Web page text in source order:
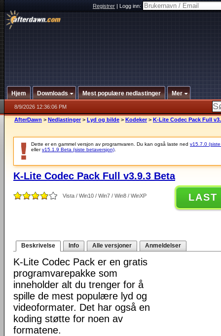
Registrer|Logg inn:
Hjem Downloads Mest populære nedlastinger Mer
8/9/2026 12:36:06 PM
AfterDawn > Nedlastinger > Lyd og bilde > Kodeker > K-Lite Codec Pack Full
Dette er en gammel versjon av programvaren. Du kan også laste ned v15.7.0
ellerv15.1.9 Beta (siste betaversjon)
K-Lite Codec Pack Full v3.9.3 Beta
Vista / Win10 / Win7 / Win8 / WinXP LAST
Beskrivelse Info Alle versjoner Anmeldelser
K-Lite Codec Pack er en gratis
programvarepakke som
inneholder alt du trenger for å
spille de mest populære lyd og
videoformater. Det har også en
koding støtte for noen av
formatene.